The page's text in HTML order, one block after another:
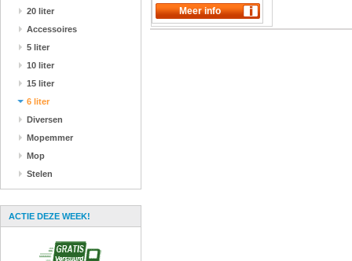
20 liter
Accessoires
5 liter
10 liter
15 liter
6 liter
Diversen
Mopemmer
Mop
Stelen
ACTIE DEZE WEEK!